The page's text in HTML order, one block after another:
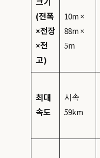
(전폭
×전장
×전
고)
10m ×
88m ×
5m
최대
속도
시속
59km